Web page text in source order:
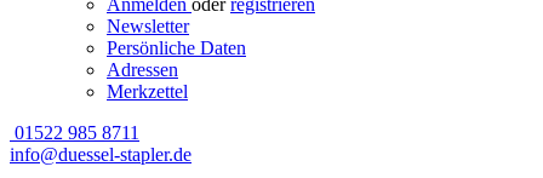
Anmelden oderregistrieren
Newsletter
Persönliche Daten
Adressen
Merkzettel
01522 985 8711
info@duessel-stapler.de